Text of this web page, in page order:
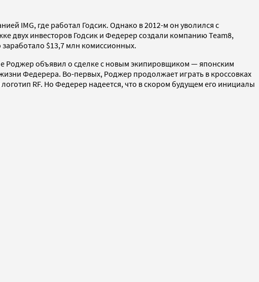
IMG, где работал Годсик. Однако в 2012-м он уволился с
двух инвесторов Годсик и Федерер создали компанию Team8,
заработало $13,7 млн комиссионных.
Роджер объявил о сделке с новым экипировщиком — японским
Федерера. Во-первых, Роджер продолжает играть в кроссовках
RF. Но Федерер надеется, что в скором будущем его инициалы